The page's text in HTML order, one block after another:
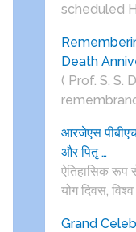
scheduled
Death
( Prof. S. S.
आरजेएस
और पितृ …
ऐतिहासिक रूप
योग दिवस, विश्व
Grand